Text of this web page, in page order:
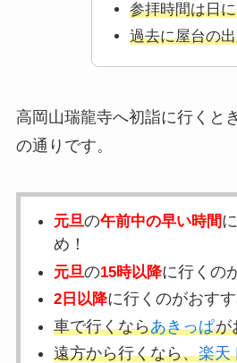
参拝時間は日
過去に屋台の
高岡山瑞龍寺へ初詣に行くと
の通りです。
元旦の午前中の早い時間
め！
元旦の15時以降に行くの
2日以降に行くのがおすす
車で行くならあきっぱが
遠方から行くなら、楽天